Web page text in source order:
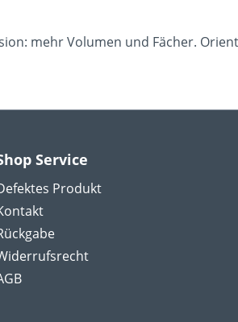
mehr Volumen und Fächer.
Service
Produkt